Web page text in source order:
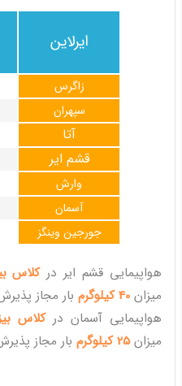
ایرلاین
زاگرس
سپهران
آتا
قشم ایر
وارش
آسمان
جورجین وینگز
هواپیمایی قشم ایر درکلاس
میزان 40 کیلوگرم
بار مجاز
هواپیمایی آسمان درکلاس
میزان25 کیلوگرم بار مجاز